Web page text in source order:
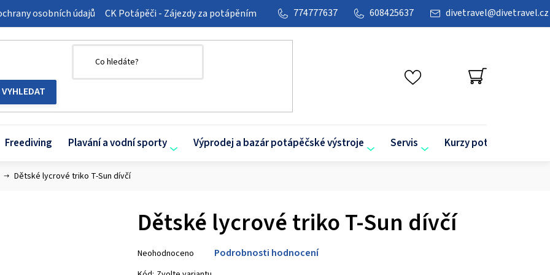
osobních údajů CK Potápěči - Zájezdy za potápěním divetravel@divetravel.cz
608425637
774777637
NÁKUPNÍ
KOŠÍK
Freediving Plavání a vodní sporty Výprodej a bazár potápěčské výstroje Servis Kurzy potápění
Dětské lycrové triko T-Sun dívčí
Dětské lycrové triko T-Sun dívčí
hodnocení
Neohodnoceno Podrobnosti hodnocení